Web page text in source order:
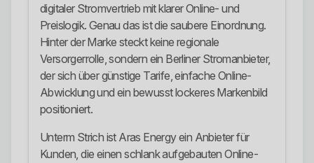
digitaler Stromvertrieb mit klarer Online- und
Preislogik. Genau das ist die saubere Einordnung.
Hinter der Marke steckt keine regionale
Versorgerrolle, sondern ein Berliner Stromanbieter,
der sich über günstige Tarife, einfache Online-
Abwicklung und ein bewusst lockeres Markenbild
positioniert.
Unterm Strich ist Aras Energy ein Anbieter für
Kunden, die einen schlank aufgebauten Online-